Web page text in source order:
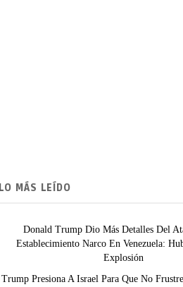
LO MÁS LEÍDO
Donald Trump Dio Más Detalles Del
Establecimiento Narco En Venezuela:
Explosión
Trump Presiona A Israel Para Que No